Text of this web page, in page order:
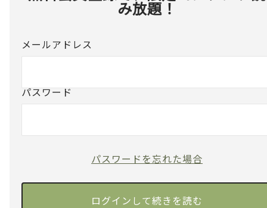
み放題！
メールアドレス
パスワード
パスワードを忘れた場合